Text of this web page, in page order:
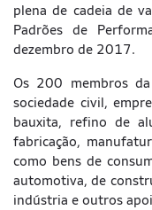
plena de cadeia de
Padrões de
dezembro de 2017.
Os 200 membros
sociedade civil,
bauxita, refino de
fabricação,
como bens de
automotiva, de
indústria e outros